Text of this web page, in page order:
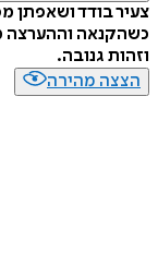
בודד ושאפתן מפתח
וההערצה
גנובה.
מהירה